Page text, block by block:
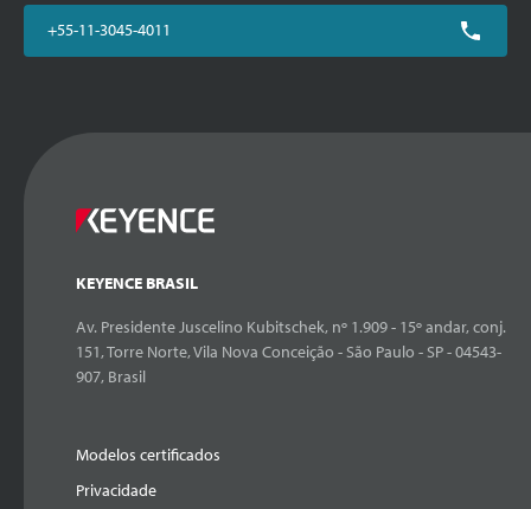
+55-11-3045-4011
KEYENCE BRASIL
Av. Presidente Juscelino Kubitschek, nº 1.909 - 15º andar, conj.
151, Torre Norte, Vila Nova Conceição - São Paulo - SP - 04543-
907, Brasil
Modelos certificados
Privacidade